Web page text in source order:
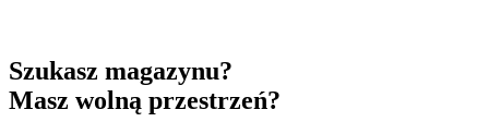
Szukasz magazynu?
Masz wolną przestrzeń?